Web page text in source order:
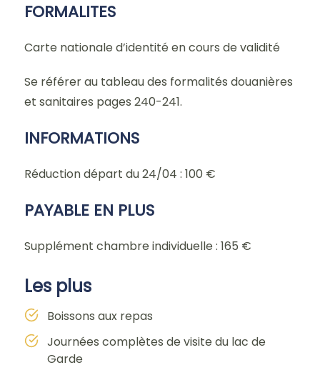
FORMALITES
Carte nationale d’identité en cours de validité
Se référer au tableau des formalités douanières
et sanitaires pages 240-241.
INFORMATIONS
Réduction départ du 24/04 : 100 €
PAYABLE EN PLUS
Supplément chambre individuelle : 165 €
Les plus
Boissons aux repas
Journées complètes de visite du lac de
Garde